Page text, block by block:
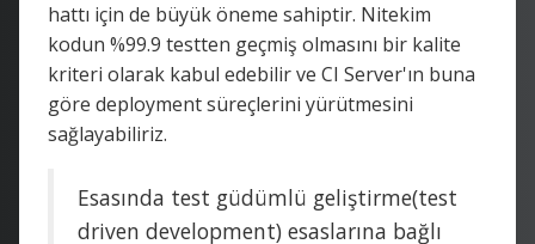
hattı için de büyük öneme sahiptir. Nitekim
kodun %99.9 testten geçmiş olmasını bir kalite
kriteri olarak kabul edebilir ve CI Server'ın buna
göre deployment süreçlerini yürütmesini
sağlayabiliriz.
Esasında test güdümlü geliştirme(test
driven development) esaslarına bağlı